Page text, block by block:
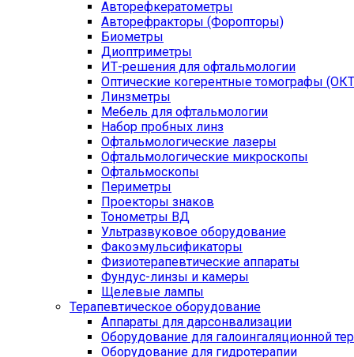
Авторефкератометры
Авторефракторы (Форопторы)
Биометры
Диоптриметры
ИТ-решения для офтальмологии
Оптические когерентные томографы
Линзметры
Мебель для офтальмологии
Набор пробных линз
Офтальмологические лазеры
Офтальмологические микроскопы
Офтальмоскопы
Периметры
Проекторы знаков
Тонометры ВД
Ультразвуковое оборудование
Факоэмульсификаторы
Физиотерапевтические аппараты
Фундус-линзы и камеры
Щелевые лампы
Терапевтическое оборудование
Аппараты для дарсонвализации
Оборудование для галоингаляционной
Оборудование для гидротерапии